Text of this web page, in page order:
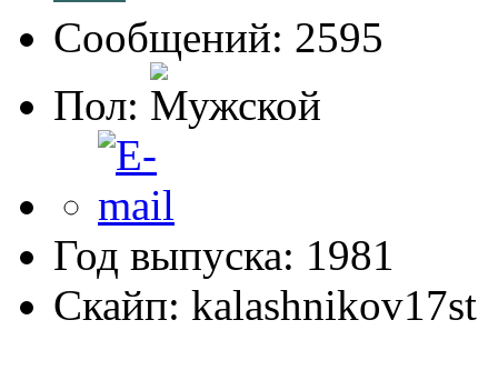
Сообщений: 2595
Пол:
Год выпуска: 1981
Скайп: kalashnikov17st